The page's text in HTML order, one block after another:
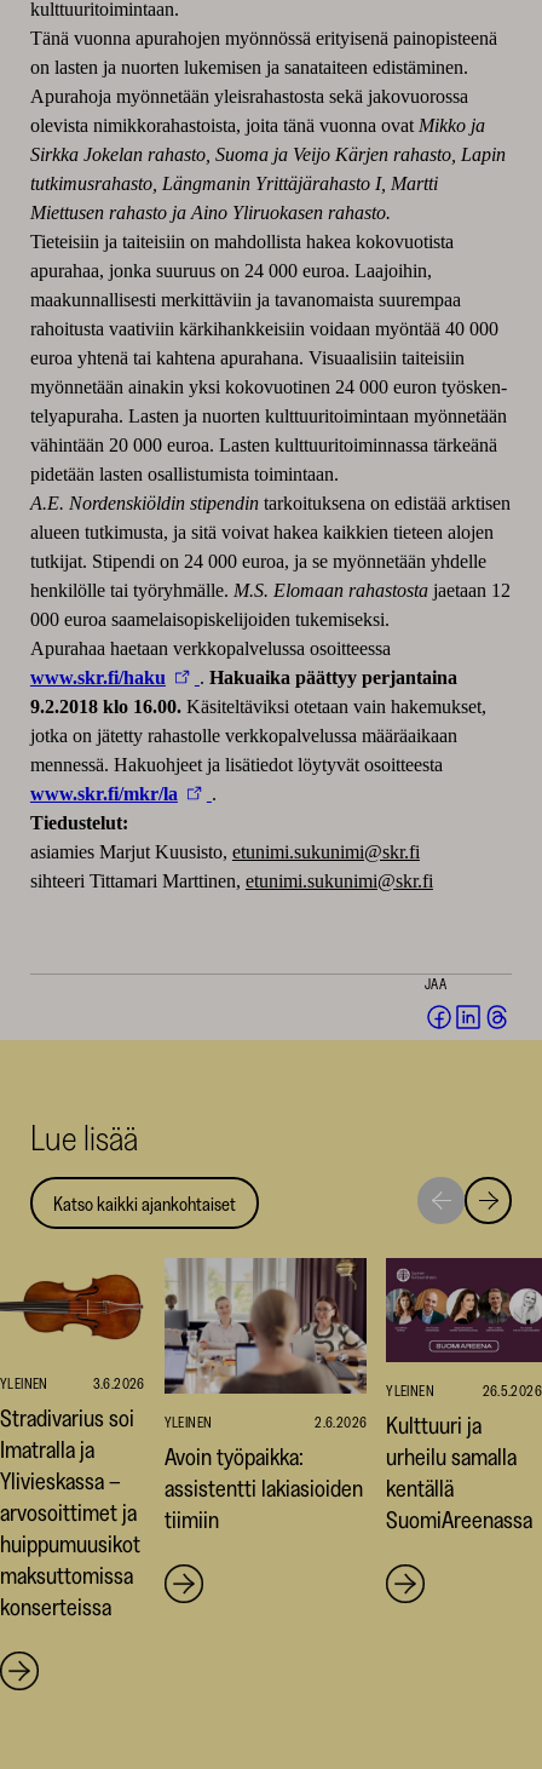
kulttuuritoimintaan.
Tänä vuonna apurahojen myönnössä erityisenä painopisteenä
on lasten ja nuorten lukemisen ja sanataiteen edistäminen.
Apurahoja myönnetään yleisrahastosta sekä jakovuorossa
olevista nimikkorahastoista, joita tänä vuonna ovat Mikko ja
Sirkka Jokelan rahasto, Suoma ja Veijo Kärjen rahasto, Lapin
tutkimusrahasto, Längmanin Yrittäjärahasto I, Martti
Miettusen rahasto ja Aino Yliruokasen rahasto.
Tieteisiin ja taiteisiin on mahdollista hakea kokovuotista
apurahaa, jonka suuruus on 24 000 euroa. Laajoihin,
maakunnallisesti merkittäviin ja tavanomaista suurem­paa
rahoitusta vaativiin kärkihankkeisiin voidaan myöntää 40 000
euroa yhtenä tai kahtena apurahana. Visuaalisiin taiteisiin
myönnetään ainakin yksi kokovuotinen 24 000 euron työsken­
telyapuraha. Lasten ja nuorten kulttuuritoimintaan myönnetään
vähintään 20 000 euroa. Lasten kulttuuri­toiminnassa tärkeänä
pidetään lasten osallistumista toimintaan.
A.E. Nordenskiöldin stipendintarkoituksena on edistää arktisen
alueen tutkimus­ta, ja sitä voivat hakea kaikkien tieteen alojen
tutkijat. Stipendi on 24 000 euroa, ja se myönnetään yhdelle
henkilölle tai työryhmälle. M.S. Elo­maan rahastostajaetaan 12
000 euroa saamelaisopiskelijoiden tukemiseksi.
Apurahaa haetaan verkkopalvelussa osoitteessa
www.skr.fi/haku
. Hakuaika päättyy perjantaina
9.2.2018 klo 16.00.Käsiteltäviksi otetaan vain hakemukset,
jotka on jätetty rahastolle verkkopalvelussa määräaikaan
mennessä. Hakuohjeet ja lisätiedot löytyvät osoitteesta
www.skr.fi/mkr/la
.
Tiedustelut:
asiamies Marjut Kuusisto, etunimi.sukunimi@skr.fi
sihteeri Tittamari Marttinen, etunimi.sukunimi@skr.fi
JAA
Jaa Jaa
Lue lisää
Katso kaikki ajankohtaiset
Siirry
seuraavaan
Siirry
YLEINEN 3.6.2026
Stradivarius soi
Imatralla ja
Ylivieskassa –
arvosoittimet ja
huippumuusikot
maksuttomissa
konserteissa
YLEINEN 2.6.2026
Avoin työpaikka:
assistentti lakiasioiden
tiimiin
YLEINEN 26.5.2026
Kulttuuri ja
urheilu samalla
kentällä
SuomiAreenassa